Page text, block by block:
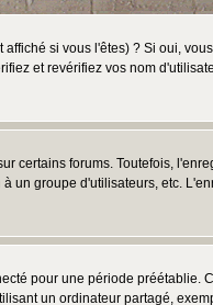
si vous l'êtes) ? Si oui,
et revérifiez vos nom
certains forums. Toutefois,
groupe d'utilisateurs, etc.
pour une période préétablie.
un ordinateur partagé,